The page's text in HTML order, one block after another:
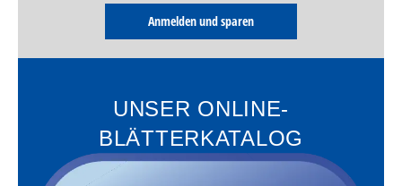
Anmelden und sparen
UNSER ONLINE-
BLÄTTERKATALOG